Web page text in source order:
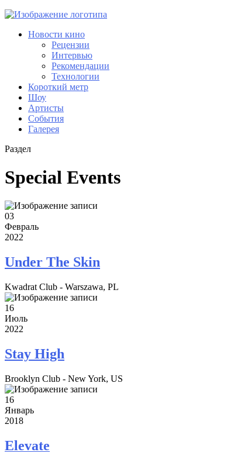
Новости кино
Рецензии
Интервью
Рекомендации
Технологии
Короткий метр
Шоу
Артисты
События
Галерея
Раздел
Special Events
03
Февраль
2022
Under The Skin
Kwadrat Club - Warszawa, PL
16
Июль
2022
Stay High
Brooklyn Club - New York, US
16
Январь
2018
Elevate